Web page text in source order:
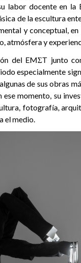
labor docente en la
de la escultura
y conceptual,
atmósfera y
del EMΣT junto
especialmente
de sus obras
momento, su
fotografía,
el medio.